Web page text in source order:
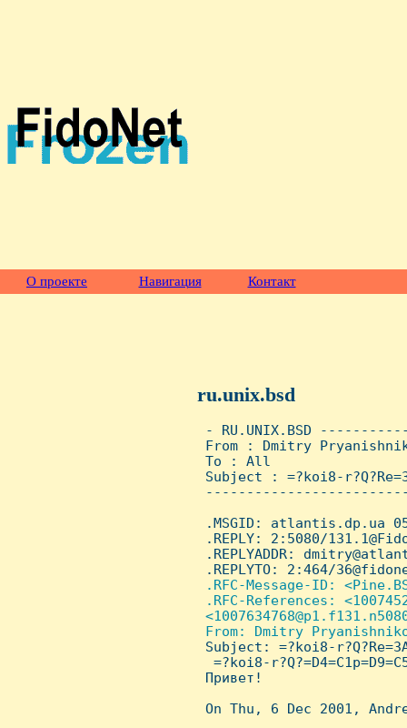
О проекте Навигация Контакт
ru.unix.bsd
- RU.UNIX.BSD
From : Dmitry
To : All
Subject : =?koi8-
.MSGID: atlantis.dp.ua
.REPLY: 2:5080/
.REPLYADDR:
.REPLYTO: 2:464/
.RFC-Message-ID:
.RFC-References:
From: Dmitry
Subject: =?koi8-
=?koi8-
Привет!
On Thu, 6 Dec 2001,